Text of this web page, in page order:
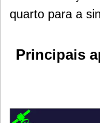
quarto para a
Principais